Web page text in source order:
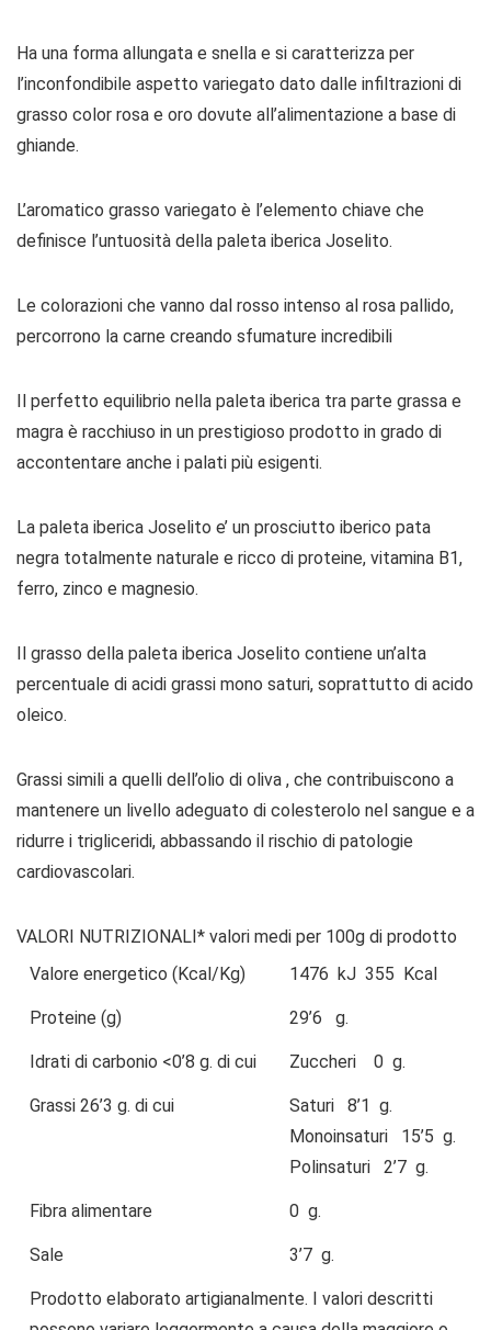
Ha una forma allungata e snella e si caratterizza per
l’inconfondibile aspetto variegato dato dalle infiltrazioni di
grasso color rosa e oro dovute all’alimentazione a base di
ghiande.
L’aromatico grasso variegato è l’elemento chiave che
definisce l’untuosità della paleta iberica Joselito.
Le colorazioni che vanno dal rosso intenso al rosa pallido,
percorrono la carne creando sfumature incredibili
Il perfetto equilibrio nella paleta iberica tra parte grassa e
magra è racchiuso in un prestigioso prodotto in grado di
accontentare anche i palati più esigenti.
La paleta iberica Joselito e’ un prosciutto iberico pata
negra totalmente naturale e ricco di proteine, vitamina B1,
ferro, zinco e magnesio.
Il grasso della paleta iberica Joselito contiene un’alta
percentuale di acidi grassi mono saturi, soprattutto di acido
oleico.
Grassi simili a quelli dell’olio di oliva , che contribuiscono a
mantenere un livello adeguato di colesterolo nel sangue e a
ridurre i trigliceridi, abbassando il rischio di patologie
cardiovascolari.
VALORI NUTRIZIONALI* valori medi per 100g di prodotto
Valore energetico (Kcal/Kg) 1476 kJ 355 Kcal
Proteine (g) 29’6 g.
Idrati di carbonio <0’8 g. di cui Zuccheri 0 g.
Grassi 26’3 g. di cui Saturi 8’1 g.
Monoinsaturi
15’5 g.
Polinsaturi
2’7 g.
Fibra alimentare 0 g.
Sale 3’7 g.
Prodotto elaborato artigianalmente. I valori descritti